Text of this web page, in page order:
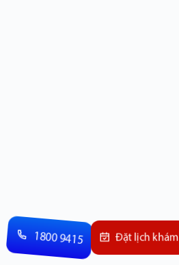
1800 9415 Đặt lịch khám